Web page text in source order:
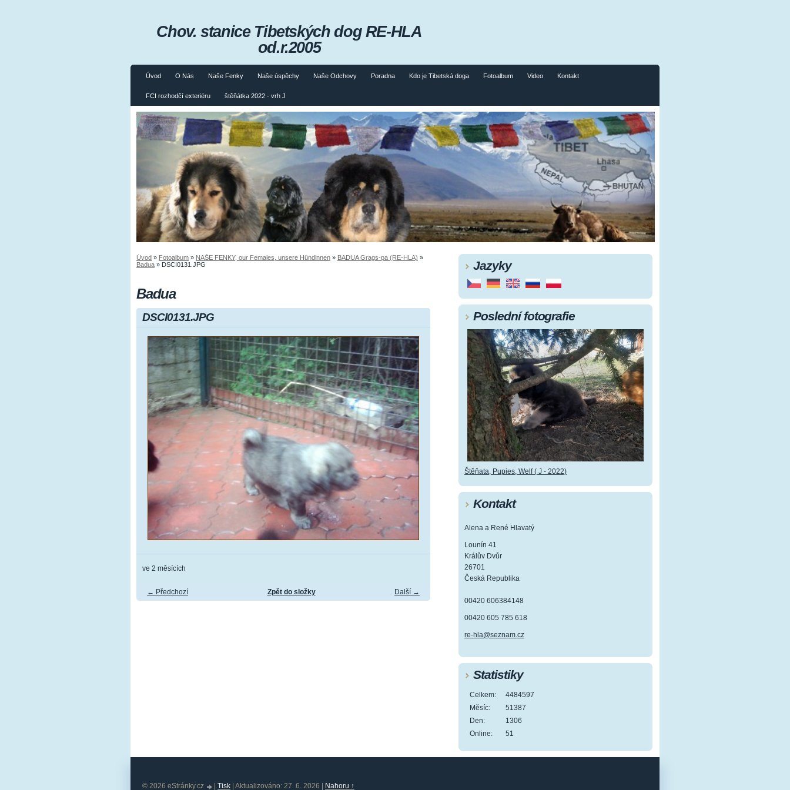
Úvod O Nás Naše Fenky Naše úspěchy Naše Odchovy Poradna Kdo je Tibetská doga Fotoalbum Video Kontakt
FCI rozhodčí exteriéru štěňátka 2022 - vrh J
Chov. stanice Tibetských dog RE-HLA
od.r.2005
Úvod » Fotoalbum » NAŠE FENKY, our Females, unsere Hündinnen » BADUA Grags-pa (RE-HLA) »
Badua » DSCI0131.JPG
Badua
DSCI0131.JPG
ve 2 měsících
← Předchozí Další →
Zpět do složky
Jazyky
Poslední fotografie
Štěňata, Pupies, Welf ( J - 2022)
Kontakt
Alena a René Hlavatý
Lounín 41
Králův Dvůr
26701
Česká Republika
00420 606384148
00420 605 785 618
re-hla@seznam.cz
Statistiky
Online: 51
Celkem:
4484597
Měsíc:
51387
Den:
1306
© 2026 eStránky.cz Tisk Aktualizováno: 27. 6. 2026 Nahoru ↑